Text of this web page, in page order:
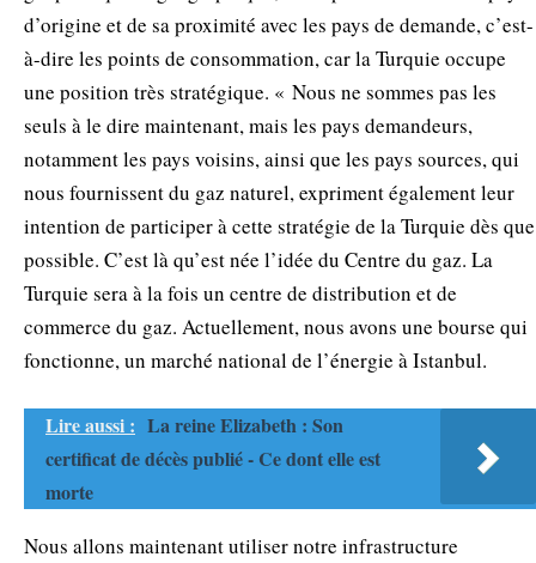
d’origine et de sa proximité avec les pays de demande, c’est-
à-dire les points de consommation, car la Turquie occupe
une position très stratégique. « Nous ne sommes pas les
seuls à le dire maintenant, mais les pays demandeurs,
notamment les pays voisins, ainsi que les pays sources, qui
nous fournissent du gaz naturel, expriment également leur
intention de participer à cette stratégie de la Turquie dès que
possible. C’est là qu’est née l’idée du Centre du gaz. La
Turquie sera à la fois un centre de distribution et de
commerce du gaz. Actuellement, nous avons une bourse qui
fonctionne, un marché national de l’énergie à Istanbul.
Lire aussi : La reine Elizabeth : Son
certificat de décès publié - Ce dont elle est
morte
Nous allons maintenant utiliser notre infrastructure